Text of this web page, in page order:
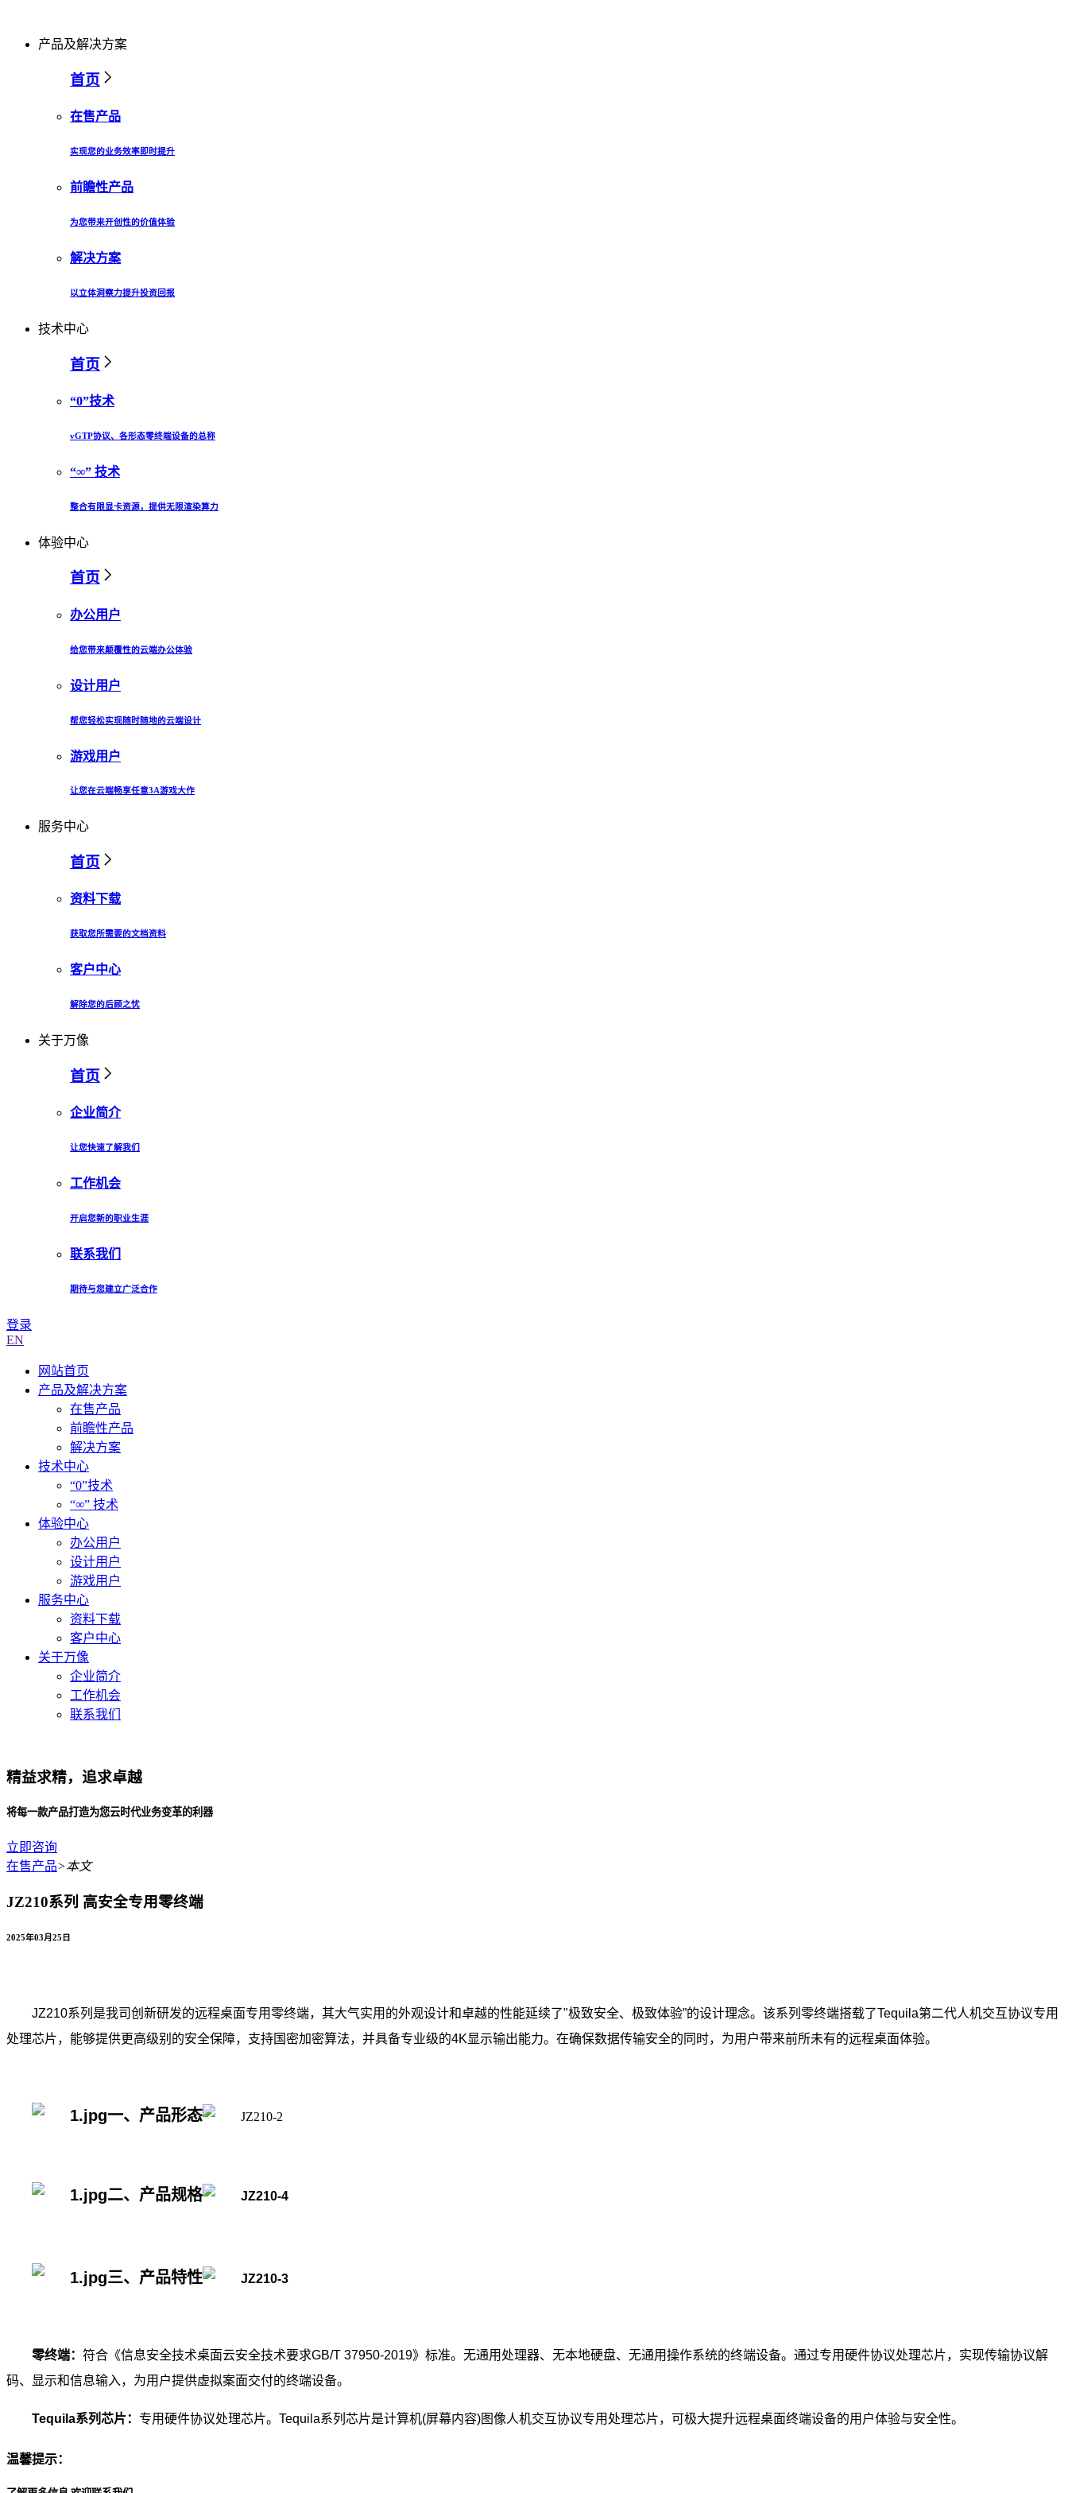
产品及解决方案
首页
在售产品
实现您的业务效率即时提升
前瞻性产品
为您带来开创性的价值体验
解决方案
以立体洞察力提升投资回报
技术中心
首页
“0”技术
vGTP协议、各形态零终端设备的总称
“∞” 技术
整合有限显卡资源，提供无限渲染算力
体验中心
首页
办公用户
给您带来颠覆性的云端办公体验
设计用户
帮您轻松实现随时随地的云端设计
游戏用户
让您在云端畅享任意3A游戏大作
服务中心
首页
资料下载
获取您所需要的文档资料
客户中心
解除您的后顾之忧
关于万像
首页
企业简介
让您快速了解我们
工作机会
开启您新的职业生涯
联系我们
期待与您建立广泛合作
登录
EN
网站首页
产品及解决方案
在售产品
前瞻性产品
解决方案
技术中心
“0”技术
“∞” 技术
体验中心
办公用户
设计用户
游戏用户
服务中心
资料下载
客户中心
关于万像
企业简介
工作机会
联系我们
精益求精，追求卓越
将每一款产品打造为您云时代业务变革的利器
立即咨询
在售产品>本文
JZ210系列 高安全专用零终端
2025年03月25日
JZ210系列是我司创新研发的远程桌面专用零终端，其大气实用的外观设计和卓越的性能延续了"极致安全、极致体验”的设计理念。该系列零终端搭载了Tequila第二代人机交互协议专用
处理芯片，能够提供更高级别的安全保障，支持国密加密算法，并具备专业级的4K显示输出能力。在确保数据传输安全的同时，为用户带来前所未有的远程桌面体验。
一、产品形态
二、产品规格
三、产品特性
零终端： 符合《信息安全技术桌面云安全技术要求GB/T 37950-2019》标准。无通用处理器、无本地硬盘、无通用操作系统的终端设备。通过专用硬件协议处理芯片，实现传输协议解
码、显示和信息输入，为用户提供虚拟案面交付的终端设备。
Tequila系列芯片： 专用硬件协议处理芯片。Tequila系列芯片是计算机(屏幕内容)图像人机交互协议专用处理芯片，可极大提升远程桌面终端设备的用户体验与安全性。
温馨提示：